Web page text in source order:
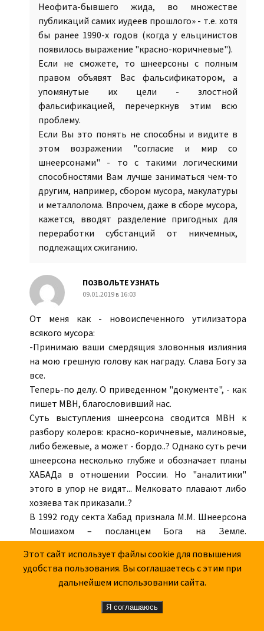
Неофита-бывшего жида, во множестве
публикаций самих иудеев прошлого» - т.е. хотя
бы ранее 1990-х годов (когда у ельцинистов
появилось выражение "красно-коричневые").
Если не сможете, то шнеерсоны с полным
правом объявят Вас фальсификатором, а
упомянутые их цели - злостной
фальсификацией, перечеркнув этим всю
проблему.
Если Вы это понять не способны и видите в
этом возражении "согласие и мир со
шнеерсонами" - то с такими логическими
способностями Вам лучше заниматься чем-то
другим, например, сбором мусора, макулатуры
и металлолома. Впрочем, даже в сборе мусора,
кажется, вводят разделение пригодных для
переработки субстанций от никчемных,
подлежащих сжиганию.
ПОЗВОЛЬТЕ УЗНАТЬ
09.01.2019 в 16:03
От меня как - новоиспеченного утилизатора
всякого мусора:
-Принимаю ваши смердящия зловонныя излияния
на мою грешную голову как награду. Слава Богу за
все.
Теперь-по делу. О приведенном "документе", - как
пишет МВН, благословивший нас.
Суть выступления шнеерсона сводится МВН к
разбору колеров: красно-коричневые, малиновые,
либо бежевые, а может - бордо..? Однако суть речи
шнеерсона несколько глубже и обозначает планы
ХАБАДа в отношении России. Но "аналитики"
этого в упор не видят... Мелковато плавают либо
хозяева так приказали..?
В 1992 году секта Хабад признала М.М. Шнеерсона
Мошиахом – посланцем Бога на Земле.
Хабад, Шнеерсона, было сделано в 1994 году.
Официальная публикация текста в газете
«Славянин», N-4(32), 2001, г. Волгоград. После
публикации в России евреи подали заявление в
МВД и попытались осудить редактора газеты В.Ф.
Этот сайт использует файлы cookie для повышения
удобства пользования. Вы соглашаетесь с этим при
дальнейшем использовании сайта.
Я соглашаюсь